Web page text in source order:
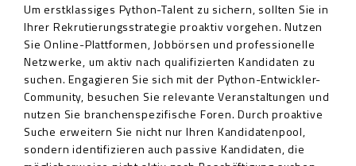
Um erstklassiges Python-Talent zu sichern, sollten Sie in
Ihrer Rekrutierungsstrategie proaktiv vorgehen. Nutzen
Sie Online-Plattformen, Jobbörsen und professionelle
Netzwerke, um aktiv nach qualifizierten Kandidaten zu
suchen. Engagieren Sie sich mit der Python-Entwickler-
Community, besuchen Sie relevante Veranstaltungen und
nutzen Sie branchenspezifische Foren. Durch proaktive
Suche erweitern Sie nicht nur Ihren Kandidatenpool,
sondern identifizieren auch passive Kandidaten, die